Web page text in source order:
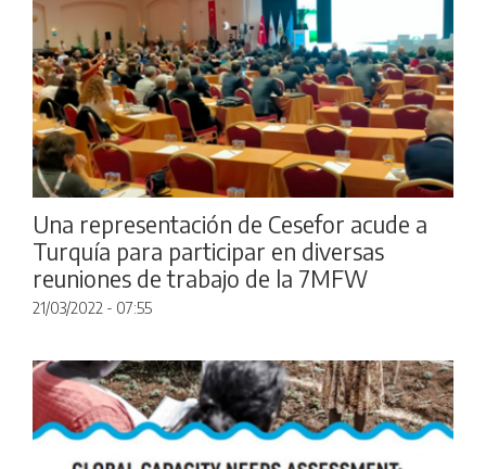
Una representación de Cesefor acude a
Turquía para participar en diversas
reuniones de trabajo de la 7MFW
21/03/2022 - 07:55